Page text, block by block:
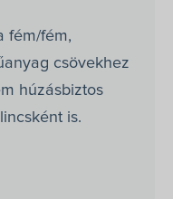
fém/fém,
csövekhez
húzásbiztos
is.